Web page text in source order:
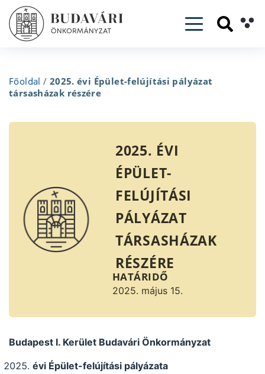
Toggle
Főoldal / 2025. évi Épület-felújítási pályázat
társasházak részére
2025. ÉVI
ÉPÜLET-
FELÚJÍTÁSI
PÁLYÁZAT
TÁRSASHÁZAK
RÉSZÉRE
HATÁRIDŐ
2025. május 15.
Budapest I. Kerület Budavári Önkormányzat
évi Épület-felújítási pályázata